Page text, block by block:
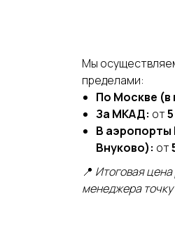
Мы
пределами:
По Москве
За МКАД: от
В
Внуково): от
📍 Итоговая
менеджера точку